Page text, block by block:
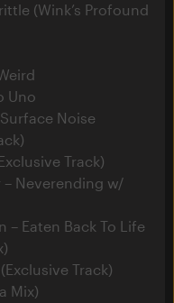
(Wink’s Profound
Uno
Noise
Track)
– Neverending w/
– Eaten Back To Life
Track)
Mix)